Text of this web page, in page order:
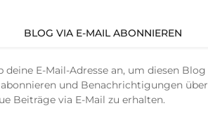
BLOG VIA E-MAIL ABONNIEREN
deine E-Mail-Adresse an, um diesen Blog
und Benachrichtigungen über
Beiträge via E-Mail zu erhalten.